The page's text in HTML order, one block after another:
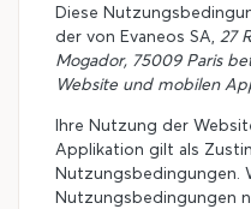
Diese
der von Evaneos SA, 27
Mogador, 75009 Paris
Website und mobilen
Ihre Nutzung der
Applikation gilt als
Nutzungsbedingungen.
Nutzungsbedingungen